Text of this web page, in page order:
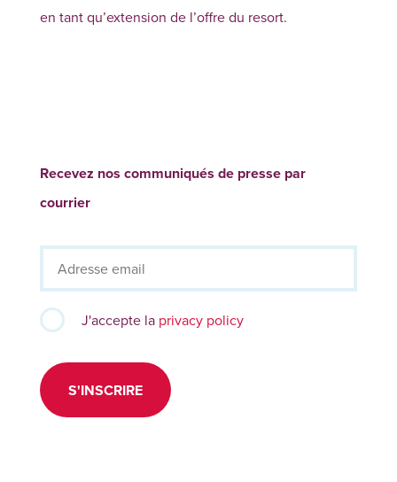
en tant qu’extension de l’offre du resort.
Recevez nos communiqués de presse par
courrier
J'accepte la privacy policy
S'INSCRIRE